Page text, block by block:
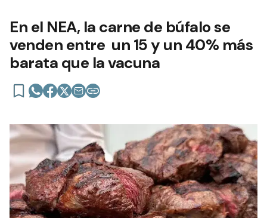
En el NEA, la carne de búfalo se
venden entre un 15 y un 40% más
barata que la vacuna